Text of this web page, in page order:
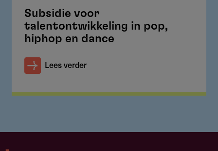
Subsidie voor
talentontwikkeling in pop,
hiphop en dance
Lees verder